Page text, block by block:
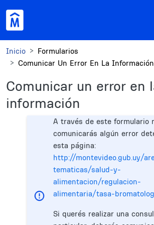
Inicio
Formularios
Comunicar Un Error En La Información
Comunicar un error en
información
A través de este formulario
comunicarás algún error
esta página:
http://montevideo.gub.uy/
tematicas/salud-y-
alimentacion/regulacion-
alimentaria/tasa-
Si querés realizar una